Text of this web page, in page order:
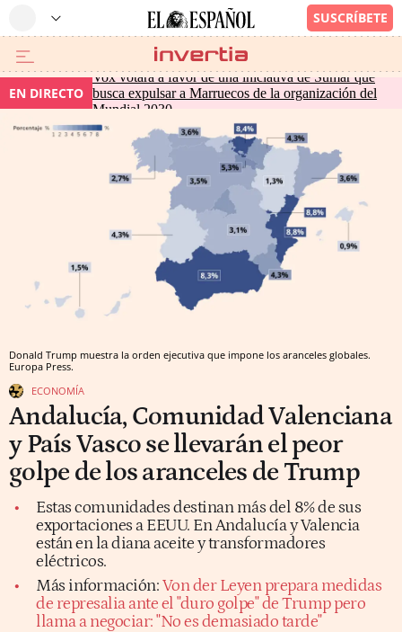
EN DIRECTO
Vox votará a favor de una iniciativa de Sumar que
busca expulsar a Marruecos de la organización del
Mundial 2030
Donald Trump muestra la orden ejecutiva que impone los aranceles globales.
Europa Press.
ECONOMÍA
Andalucía, Comunidad Valenciana
y País Vasco se llevarán el peor
golpe de los aranceles de Trump
Estas comunidades destinan más del 8% de sus
exportaciones a EEUU. En Andalucía y Valencia
están en la diana aceite y transformadores
eléctricos.
Más información:Von der Leyen prepara medidas
de represalia ante el "duro golpe" de Trump pero
llama a negociar: "No es demasiado tarde"